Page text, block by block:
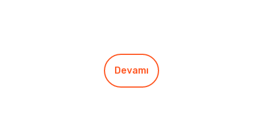
Devamı